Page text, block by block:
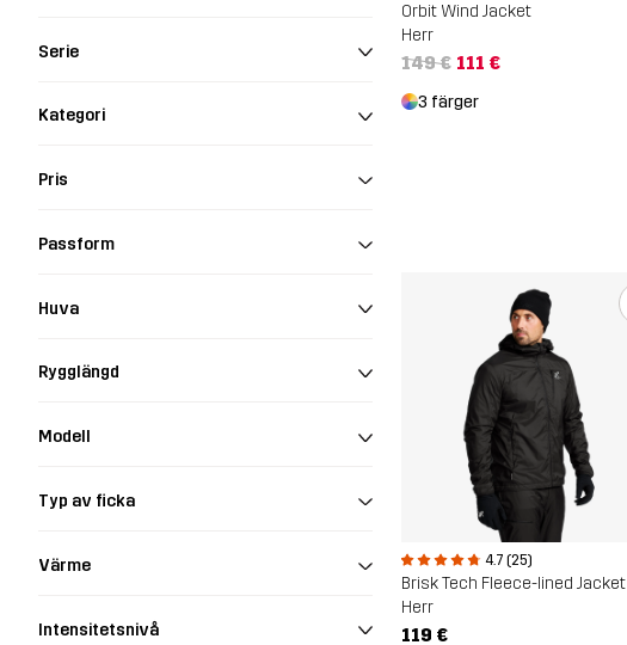
Serie
Kategori
Pris
Passform
Huva
Rygglängd
Modell
Typ av ficka
Värme
Intensitetsnivå
Orbit Wind Jacket
Herr
149 € 111 €
3 färger
4.7 (25)
Brisk Tech Fleece-lined Jacket
Herr
119 €